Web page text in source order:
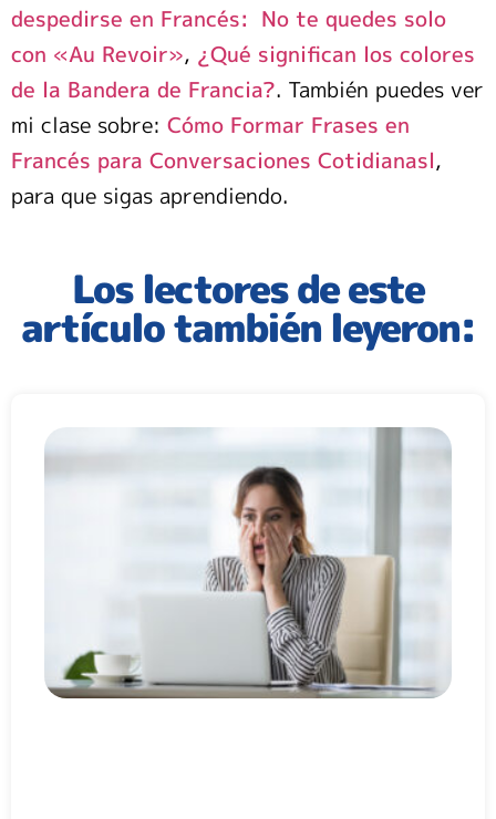
despedirse en Francés: No te quedes solo
con «Au Revoir», ¿Qué significan los colores
de la Bandera de Francia?. También puedes ver
mi clase sobre: Cómo Formar Frases en
Francés para Conversaciones Cotidianasl,
para que sigas aprendiendo.
Los lectores de este
artículo también leyeron: